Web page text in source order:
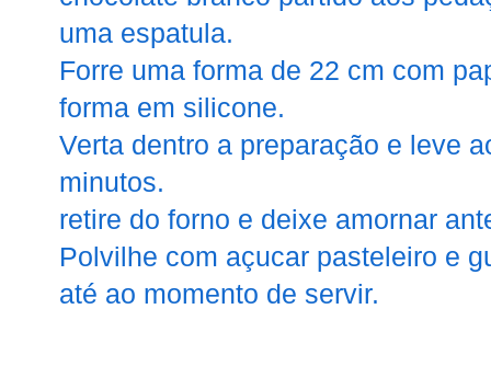
uma espatula.
Forre uma forma de 22 cm com
forma em silicone.
Verta dentro a preparação e leve
minutos.
retire do forno e deixe amornar
Polvilhe com açucar pasteleiro e
até ao momento de servir.